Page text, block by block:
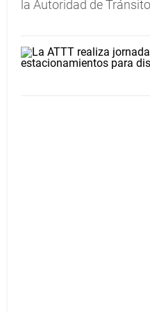
la Autoridad de